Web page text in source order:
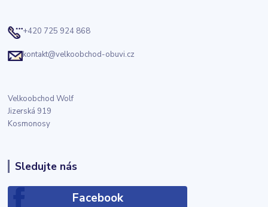
+420 725 924 868
kontakt@velkoobchod-obuvi.cz
Velkoobchod Wolf
Jizerská 919
Kosmonosy
Sledujte nás
Facebook